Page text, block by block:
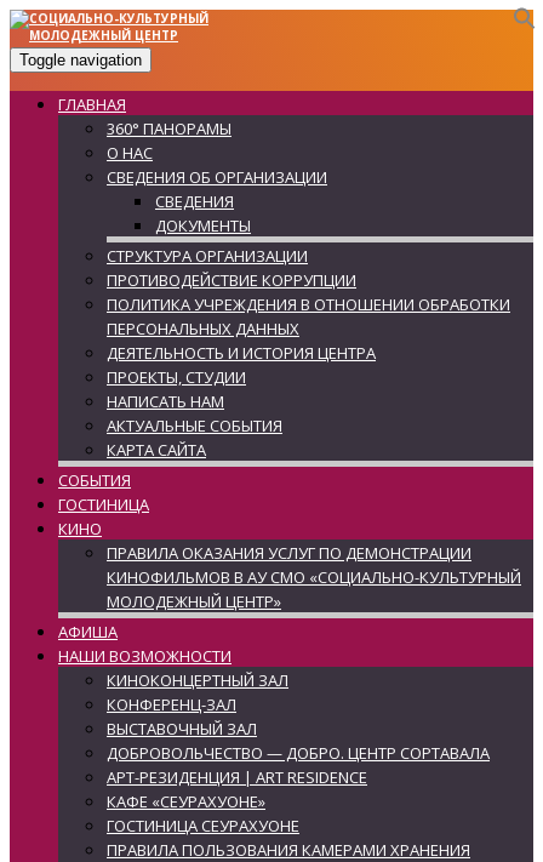
Toggle navigation
ГЛАВНАЯ
360° ПАНОРАМЫ
О НАС
СВЕДЕНИЯ ОБ ОРГАНИЗАЦИИ
СВЕДЕНИЯ
ДОКУМЕНТЫ
СТРУКТУРА ОРГАНИЗАЦИИ
ПРОТИВОДЕЙСТВИЕ КОРРУПЦИИ
ПОЛИТИКА УЧРЕЖДЕНИЯ В ОТНОШЕНИИ ОБРАБОТКИ
ПЕРСОНАЛЬНЫХ ДАННЫХ
ДЕЯТЕЛЬНОСТЬ И ИСТОРИЯ ЦЕНТРА
ПРОЕКТЫ, СТУДИИ
НАПИСАТЬ НАМ
АКТУАЛЬНЫЕ СОБЫТИЯ
КАРТА САЙТА
СОБЫТИЯ
ГОСТИНИЦА
КИНО
ПРАВИЛА ОКАЗАНИЯ УСЛУГ ПО ДЕМОНСТРАЦИИ
КИНОФИЛЬМОВ В АУ СМО «СОЦИАЛЬНО-КУЛЬТУРНЫЙ
МОЛОДЕЖНЫЙ ЦЕНТР»
АФИША
НАШИ ВОЗМОЖНОСТИ
КИНОКОНЦЕРТНЫЙ ЗАЛ
КОНФЕРЕНЦ-ЗАЛ
ВЫСТАВОЧНЫЙ ЗАЛ
ДОБРОВОЛЬЧЕСТВО — ДОБРО. ЦЕНТР СОРТАВАЛА
АРТ-РЕЗИДЕНЦИЯ | ART RESIDENCE
КАФЕ «СЕУРАХУОНЕ»
ГОСТИНИЦА СЕУРАХУОНЕ
ПРАВИЛА ПОЛЬЗОВАНИЯ КАМЕРАМИ ХРАНЕНИЯ